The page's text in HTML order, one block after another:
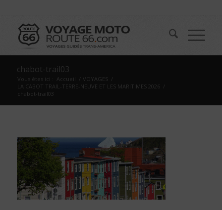
chabot-trail03
Vous êtes ici : Accueil / VOYAGES /
LA CABOT TRAIL-TERRE-NEUVE ET LES MARITIMES 2026 /
chabot-trail03